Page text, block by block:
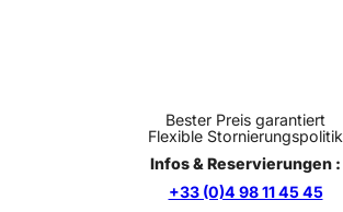
Bester Preis garantiert
Flexible Stornierungspolitik
Infos & Reservierungen :
+33 (0)4 98 11 45 45